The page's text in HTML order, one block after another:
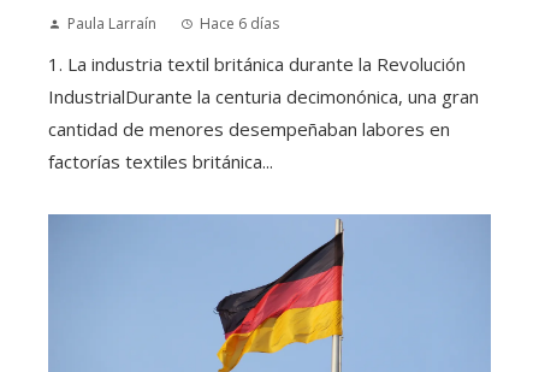
Paula Larraín Hace 6 días
1. La industria textil británica durante la Revolución
IndustrialDurante la centuria decimonónica, una gran
cantidad de menores desempeñaban labores en
factorías textiles británica...